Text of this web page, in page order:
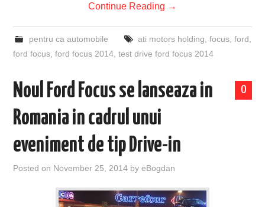
Continue Reading →
pentru ca automobile ati motors holding focus, ford
ford focus ,ford focus 2014 ,test drive ford focus 2014
0
Noul Ford Focus se lanseaza in
Romania in cadrul unui
eveniment de tip Drive-in
Posted on November 25, 2014 byeBogdan